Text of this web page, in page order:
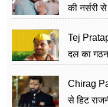
की नर्सरी
Tej
दल का गठन
Chirag
से हिट